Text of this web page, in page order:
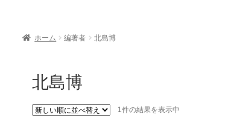
ホーム 編著者 北島博
北島博
1件の結果を表示中